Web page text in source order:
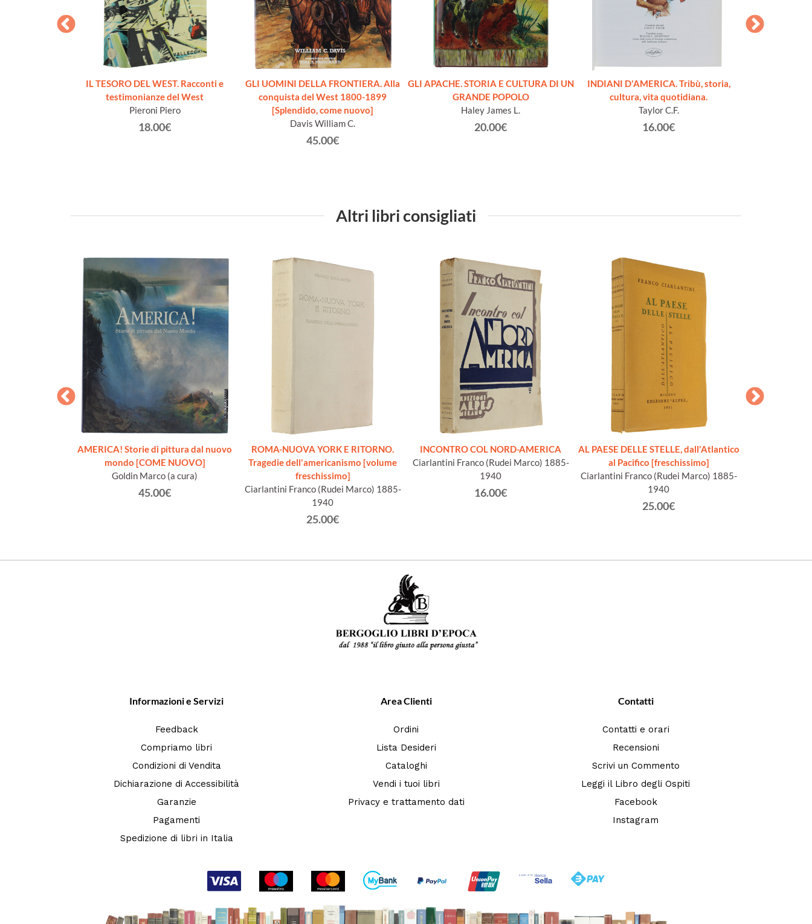
IL TESORO DEL WEST. Racconti e
testimonianze del West
Pieroni Piero
18.00€
GLI UOMINI DELLA FRONTIERA. Alla
conquista del West 1800-1899
[Splendido, come nuovo]
Davis William C.
45.00€
GLI APACHE. STORIA E CULTURA DI UN
GRANDE POPOLO
Haley James L.
20.00€
INDIANI D'AMERICA. Tribù, storia,
cultura, vita quotidiana.
Taylor C.F.
16.00€
Altri libri consigliati
AMERICA! Storie di pittura dal nuovo
mondo [COME NUOVO]
Goldin Marco (a cura)
45.00€
ROMA-NUOVA YORK E RITORNO.
Tragedie dell'americanismo [volume
freschissimo]
Ciarlantini Franco (Rudei Marco) 1885-
1940
25.00€
INCONTRO COL NORD-AMERICA
Ciarlantini Franco (Rudei Marco) 1885-
1940
16.00€
AL PAESE DELLE STELLE, dall'Atlantico
al Pacifico [freschissimo]
Ciarlantini Franco (Rudei Marco) 1885-
1940
25.00€
Informazioni e Servizi
Feedback
Compriamo libri
Condizioni di Vendita
Dichiarazione di Accessibilità
Garanzie
Pagamenti
Spedizione di libri in Italia
Area Clienti
Ordini
Lista Desideri
Cataloghi
Vendi i tuoi libri
Privacy e trattamento dati
Contatti
Contatti e orari
Recensioni
Scrivi un Commento
Leggi il Libro degli Ospiti
Facebook
Instagram